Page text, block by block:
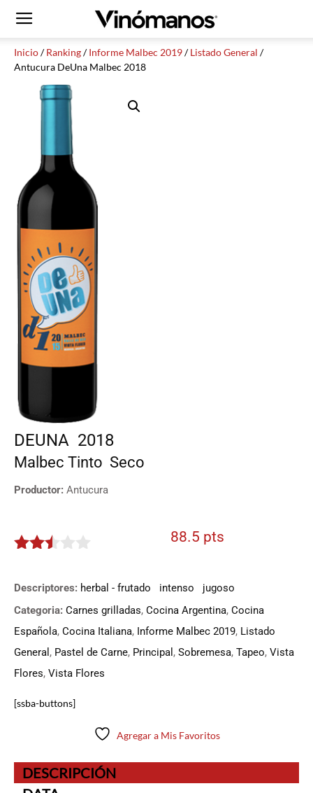
Inicio/Ranking/Informe Malbec 2019/Listado General /
Antucura DeUna Malbec 2018
DEUNA 2018
Malbec Tinto Seco
Productor: Antucura
88.5 pts
Descriptores: herbal - frutado intenso
jugoso
Categoria: Carnes grilladas, Cocina Argentina, Cocina
Española, Cocina Italiana, Informe Malbec 2019, Listado
General , Pastel de Carne, Principal , Sobremesa, Tapeo, Vista
Flores, Vista Flores
[ssba-buttons]
Agregar a Mis Favoritos
DESCRIPCIÓN